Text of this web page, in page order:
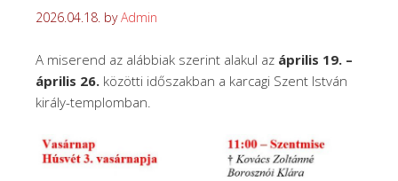
2026.04.18. byAdmin
A miserend az alábbiak szerint alakul az április 19. –
április 26. közötti időszakban a karcagi Szent István
király-templomban.